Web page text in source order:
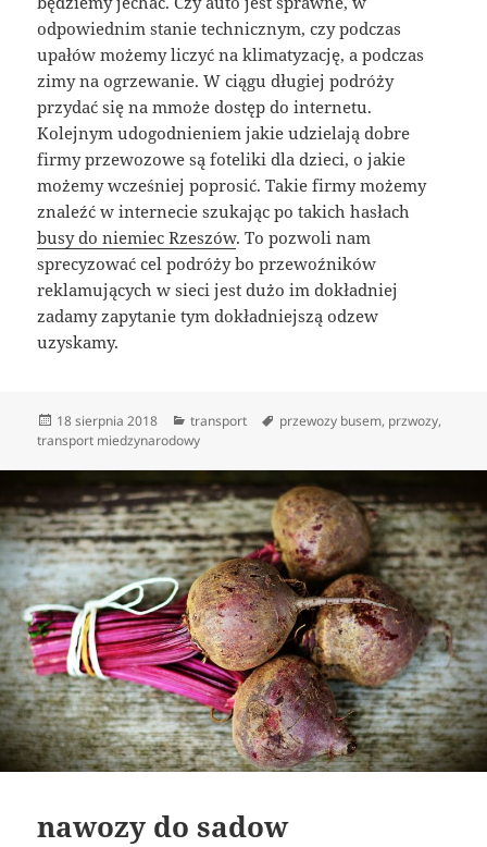
odpowiednim stanie technicznym, czy podczas
upałów możemy liczyć na klimatyzację, a podczas
zimy na ogrzewanie. W ciągu długiej podróży
przydać się na mmoże dostęp do internetu.
Kolejnym udogodnieniem jakie udzielają dobre
firmy przewozowe są foteliki dla dzieci, o jakie
możemy wcześniej poprosić. Takie firmy możemy
znaleźć w internecie szukając po takich hasłach
busy do niemiec Rzeszów. To pozwoli nam
sprecyzować cel podróży bo przewoźników
reklamujących w sieci jest dużo im dokładniej
zadamy zapytanie tym dokładniejszą odzew
uzyskamy.
Data
publikacji
18 sierpnia 2018 Kategorie
transport Tagi
przewozy busem, przwozy,
transport miedzynarodowy
nawozy do sadow